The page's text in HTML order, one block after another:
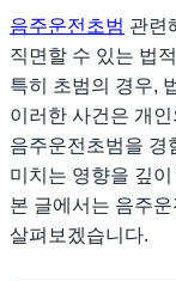
음주운전초범 관련
직면할 수 있는 법
특히 초범의 경우,
이러한 사건은 개
음주운전초범을 경
미치는 영향을 깊
본 글에서는 음주
살펴보겠습니다.